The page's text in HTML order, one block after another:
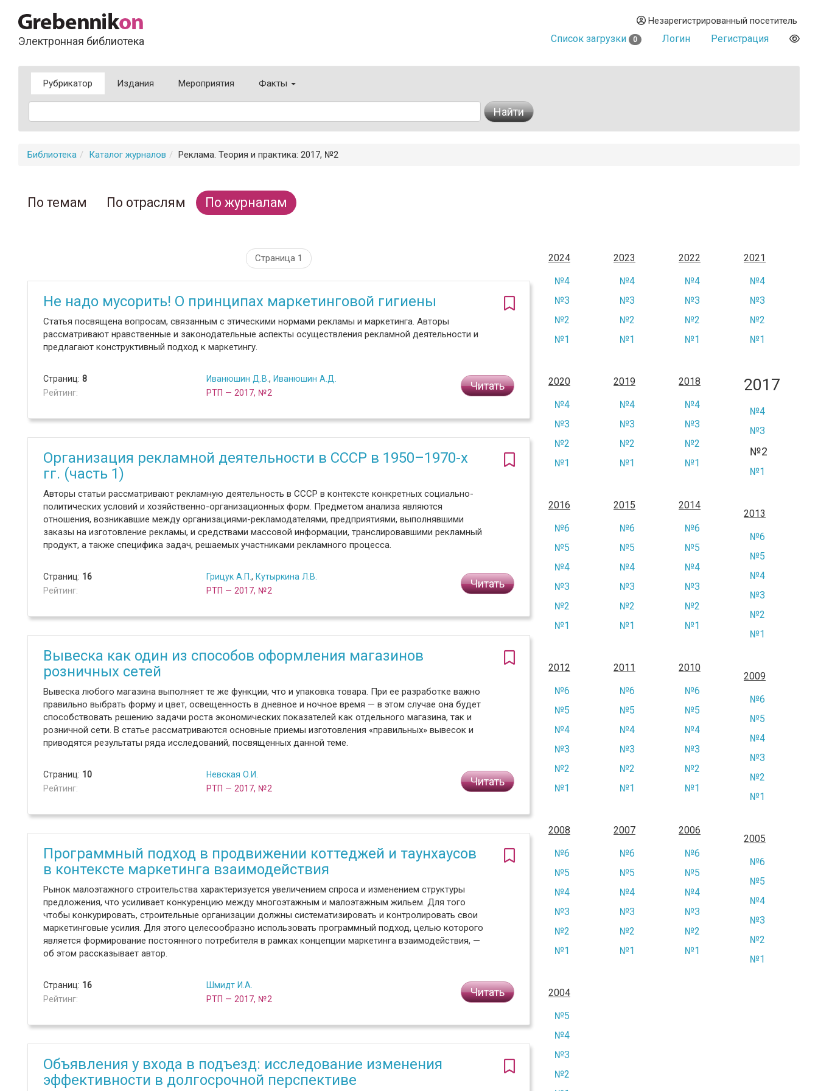
Электронная библиотека
Незарегистрированный посетитель
Список загрузки 0 Логин Регистрация
Рубрикатор Издания Мероприятия Факты
Найти
Библиотека Каталог журналов Реклама. Теория и практика: 2017, №2
По темам По отраслям По журналам
Страница 1
Не надо мусорить! О принципах маркетинговой гигиены
Статья посвящена вопросам, связанным с этическими нормами рекламы и маркетинга. Авторы
рассматривают нравственные и законодательные аспекты осуществления рекламной деятельности и
предлагают конструктивный подход к маркетингу.
Страниц: 8
Рейтинг:
Иванюшин Д.В. , Иванюшин А.Д.
РТП — 2017, №2
Читать
Организация рекламной деятельности в СССР в 1950–1970-х
гг. (часть 1)
Авторы статьи рассматривают рекламную деятельность в СССР в контексте конкретных социально-
политических условий и хозяйственно-организационных форм. Предметом анализа являются
отношения, возникавшие между организациями-рекламодателями, предприятиями, выполнявшими
заказы на изготовление рекламы, и средствами массовой информации, транслировавшими рекламный
продукт, а также специфика задач, решаемых участниками рекламного процесса.
Страниц: 16
Рейтинг:
Грицук А.П. , Кутыркина Л.В.
РТП — 2017, №2
Читать
Вывеска как один из способов оформления магазинов
розничных сетей
Вывеска любого магазина выполняет те же функции, что и упаковка товара. При ее разработке важно
правильно выбрать форму и цвет, освещенность в дневное и ночное время — в этом случае она будет
способствовать решению задачи роста экономических показателей как отдельного магазина, так и
розничной сети. В статье рассматриваются основные приемы изготовления «правильных» вывесок и
приводятся результаты ряда исследований, посвященных данной теме.
Страниц: 10
Рейтинг:
Невская О.И.
РТП — 2017, №2
Читать
Программный подход в продвижении коттеджей и таунхаусов
в контексте маркетинга взаимодействия
Рынок малоэтажного строительства характеризуется увеличением спроса и изменением структуры
предложения, что усиливает конкуренцию между многоэтажным и малоэтажным жильем. Для того
чтобы конкурировать, строительные организации должны систематизировать и контролировать свои
маркетинговые усилия. Для этого целесообразно использовать программный подход, целью которого
является формирование постоянного потребителя в рамках концепции маркетинга взаимодействия, —
об этом рассказывает автор.
Страниц: 16
Рейтинг:
Шмидт И.А.
РТП — 2017, №2
Читать
Объявления у входа в подъезд: исследование изменения
эффективности в долгосрочной перспективе
2024
№4
№3
№2
№1
2023
№4
№3
№2
№1
2022
№4
№3
№2
№1
2021
№4
№3
№2
№1
2020
№4
№3
№2
№1
2019
№4
№3
№2
№1
2018
№4
№3
№2
№1
2017
№4
№3
№2
№1
2016
№6
№5
№4
№3
№2
№1
2015
№6
№5
№4
№3
№2
№1
2014
№6
№5
№4
№3
№2
№1
2013
№6
№5
№4
№3
№2
№1
2012
№6
№5
№4
№3
№2
№1
2011
№6
№5
№4
№3
№2
№1
2010
№6
№5
№4
№3
№2
№1
2009
№6
№5
№4
№3
№2
№1
2008
№6
№5
№4
№3
№2
№1
2007
№6
№5
№4
№3
№2
№1
2006
№6
№5
№4
№3
№2
№1
2005
№6
№5
№4
№3
№2
№1
2004
№5
№4
№3
№2